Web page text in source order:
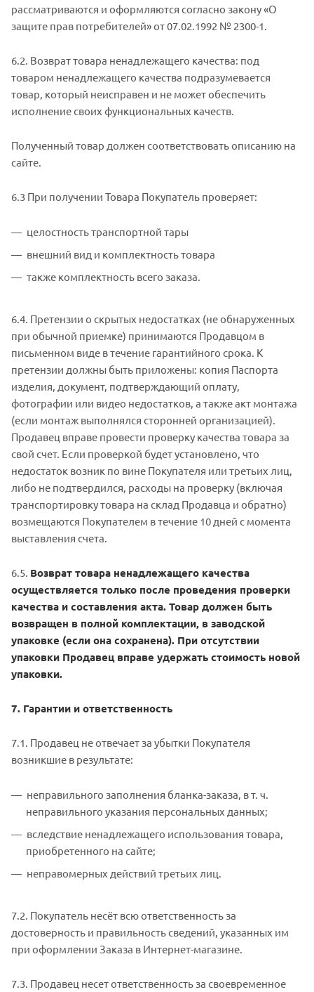
рассматриваются и оформляются согласно закону «О
защите прав потребителей» от 07.02.1992 № 2300-1.
6.2. Возврат товара ненадлежащего качества: под
товаром ненадлежащего качества подразумевается
товар, который неисправен и не может обеспечить
исполнение своих функциональных качеств.
Полученный товар должен соответствовать описанию на
сайте.
6.3 При получении Товара Покупатель проверяет:
целостность транспортной тары
внешний вид и комплектность товара
также комплектность всего заказа.
6.4. Претензии о скрытых недостатках (не обнаруженных
при обычной приемке) принимаются Продавцом в
письменном виде в течение гарантийного срока. К
претензии должны быть приложены: копия Паспорта
изделия, документ, подтверждающий оплату,
фотографии или видео недостатков, а также акт монтажа
(если монтаж выполнялся сторонней организацией).
Продавец вправе провести проверку качества товара за
свой счет. Если проверкой будет установлено, что
недостаток возник по вине Покупателя или третьих лиц,
либо не подтвердился, расходы на проверку (включая
транспортировку товара на склад Продавца и обратно)
возмещаются Покупателем в течение 10 дней с момента
выставления счета.
6.5. Возврат товара ненадлежащего качества
осуществляется только после проведения проверки
качества и составления акта. Товар должен быть
возвращен в полной комплектации, в заводской
упаковке (если она сохранена). При отсутствии
упаковки Продавец вправе удержать стоимость новой
упаковки.
7. Гарантии и ответственность
7.1. Продавец не отвечает за убытки Покупателя
возникшие в результате:
неправильного заполнения бланка-заказа, в т. ч.
неправильного указания персональных данных;
вследствие ненадлежащего использования товара,
приобретенного на сайте;
неправомерных действий третьих лиц.
7.2. Покупатель несёт всю ответственность за
достоверность и правильность сведений, указанных им
при оформлении Заказа в Интернет-магазине.
7.3. Продавец несет ответственность за своевременное